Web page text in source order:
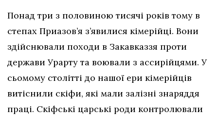
Понад три з половиною тисячі років тому в
степах Приазов’я з’явилися кімерійці. Вони
здійснювали походи в Закавказзя проти
держави Урарту та воювали з ассирійцями. У
сьомому столітті до нашої ери кімерійців
витіснили скіфи, які мали залізні знаряддя
праці. Скіфські царські роди контролювали